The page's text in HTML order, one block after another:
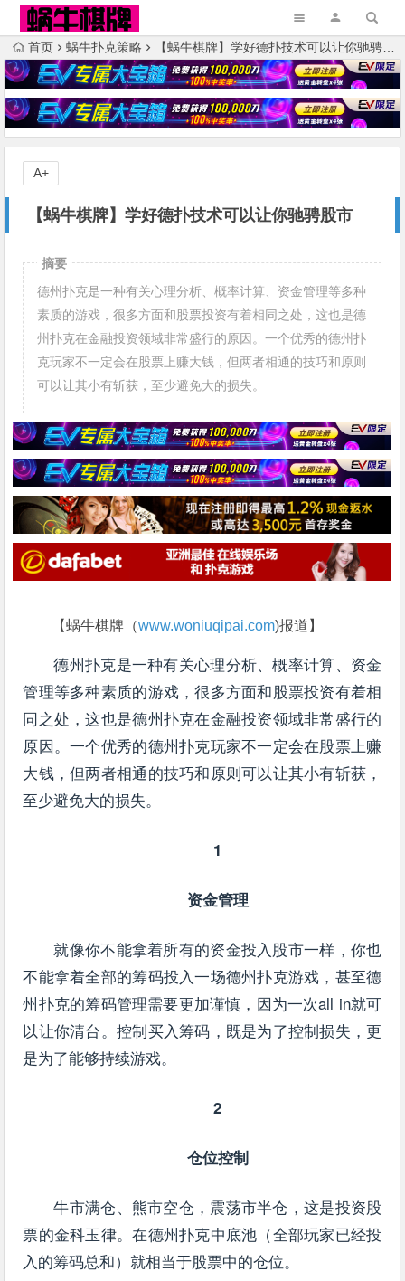
首页 蜗牛扑克策略 【蜗牛棋牌】学好德扑技术可以让你驰骋股市
【蜗牛棋牌】学好德扑技术可以让你驰骋股市
A+
摘要
德州扑克是一种有关心理分析、概率计算、资金管理等多种
素质的游戏，很多方面和股票投资有着相同之处，这也是德
州扑克在金融投资领域非常盛行的原因。一个优秀的德州扑
克玩家不一定会在股票上赚大钱，但两者相通的技巧和原则
可以让其小有斩获，至少避免大的损失。
【蜗牛棋牌（www.woniuqipai.com)报道】
德州扑克是一种有关心理分析、概率计算、资金
管理等多种素质的游戏，很多方面和股票投资有着相
同之处，这也是德州扑克在金融投资领域非常盛行的
原因。一个优秀的德州扑克玩家不一定会在股票上赚
大钱，但两者相通的技巧和原则可以让其小有斩获，
至少避免大的损失。
1
资金管理
就像你不能拿着所有的资金投入股市一样，你也
不能拿着全部的筹码投入一场德州扑克游戏，甚至德
州扑克的筹码管理需要更加谨慎，因为一次all in就可
以让你清台。控制买入筹码，既是为了控制损失，更
是为了能够持续游戏。
2
仓位控制
牛市满仓、熊市空仓，震荡市半仓，这是投资股
票的金科玉律。在德州扑克中底池（全部玩家已经投
入的筹码总和）就相当于股票中的仓位。